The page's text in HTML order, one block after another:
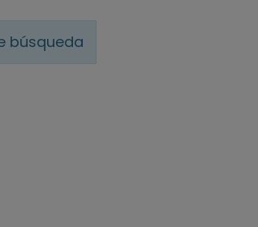
búsqueda